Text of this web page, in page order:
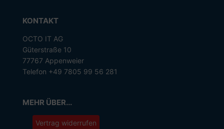
KONTAKT
OCTO IT AG
Güterstraße 10
77767 Appenweier
Telefon +49 7805 99 56 281
MEHR ÜBER...
Vertrag widerrufen